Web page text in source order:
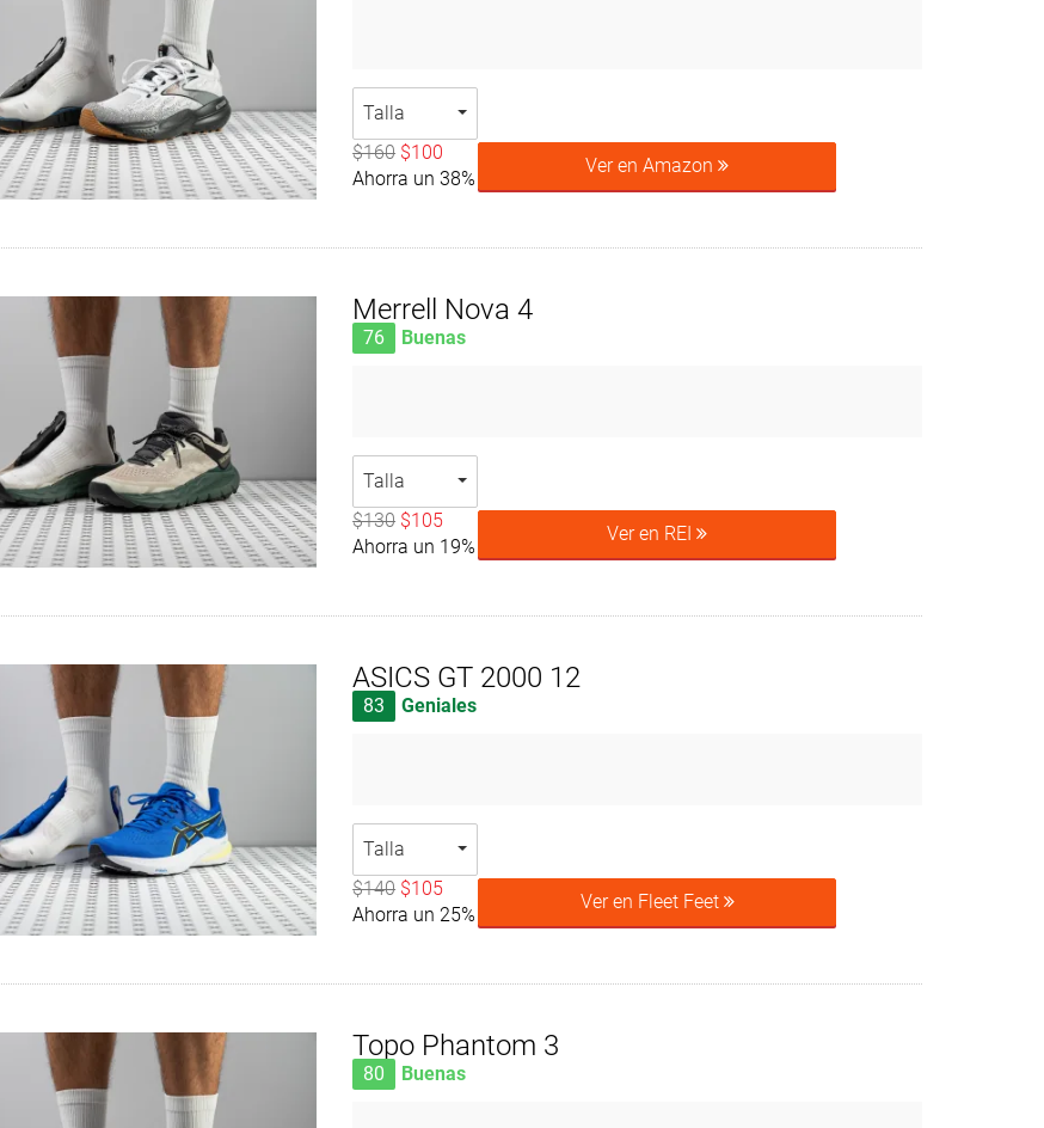
Talla
$160 $100
Ahorra un 38%
Ver en Amazon
Merrell Nova 4
76 Buenas
Talla
$130 $105
Ahorra un 19%
Ver en REI
ASICS GT 2000 12
83 Geniales
Talla
$140 $105
Ahorra un 25%
Ver en Fleet Feet
Topo Phantom 3
80 Buenas